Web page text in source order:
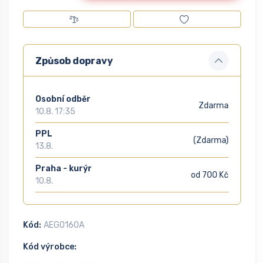
Způsob dopravy
Osobní odběr
10.8. 17:35
Zdarma
PPL
13.8.
(Zdarma)
Praha - kurýr
10.8.
od 700 Kč
Kód: AEGO160A
Kód výrobce: